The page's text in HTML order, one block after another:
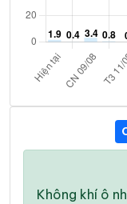
Không khí ô